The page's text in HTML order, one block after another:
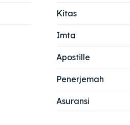
Kitas
Imta
Apostille
Penerjemah
Asuransi